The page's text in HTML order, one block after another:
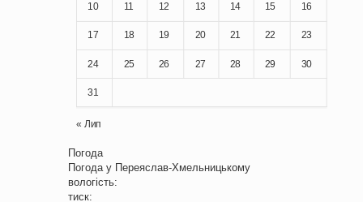
10 11 12 13 14 15 16
17 18 19 20 21 22 23
24 25 26 27 28 29 30
31
« Лип
Погода
Погода у Переяслав-Хмельницькому
вологість:
тиск: